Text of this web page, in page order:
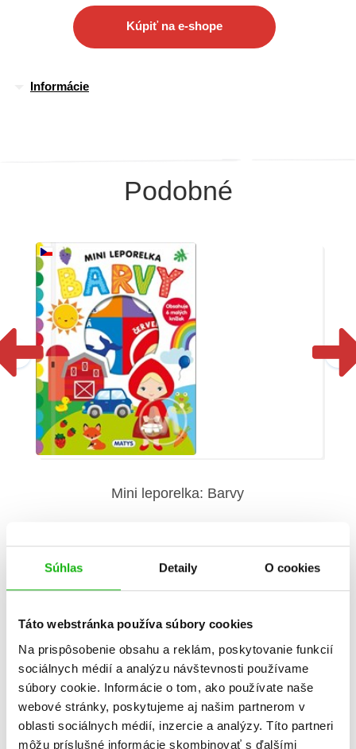
Súhlas Detaily O cookies
Táto webstránka používa súbory cookies
Na prispôsobenie obsahu a reklám, poskytovanie funkcií
sociálnych médií a analýzu návštevnosti používame
súbory cookie. Informácie o tom, ako používate naše
webové stránky, poskytujeme aj našim partnerom v
oblasti sociálnych médií, inzercie a analýzy. Títo partneri
môžu príslušné informácie skombinovať s ďalšími
Kúpiť na e-shope
Informácie
Podobné
Mini leporelka: Barvy
Informácie
Žáner náučné leporelo
Počet strán 8